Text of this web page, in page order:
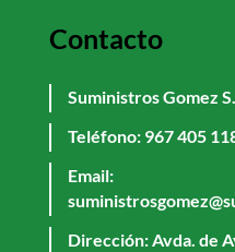
Contacto
Suministros Gomez
Teléfono: 967 405
Email:
Dirección: Avda. de